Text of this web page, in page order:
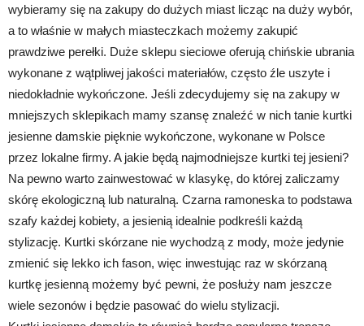
wybieramy się na zakupy do dużych miast licząc na duży wybór,
a to właśnie w małych miasteczkach możemy zakupić
prawdziwe perełki. Duże sklepu sieciowe oferują chińskie ubrania
wykonane z wątpliwej jakości materiałów, często źle uszyte i
niedokładnie wykończone. Jeśli zdecydujemy się na zakupy w
mniejszych sklepikach mamy szansę znaleźć w nich tanie kurtki
jesienne damskie pięknie wykończone, wykonane w Polsce
przez lokalne firmy. A jakie będą najmodniejsze kurtki tej jesieni?
Na pewno warto zainwestować w klasykę, do której zaliczamy
skórę ekologiczną lub naturalną. Czarna ramoneska to podstawa
szafy każdej kobiety, a jesienią idealnie podkreśli każdą
stylizację. Kurtki skórzane nie wychodzą z mody, może jedynie
zmienić się lekko ich fason, więc inwestując raz w skórzaną
kurtkę jesienną możemy być pewni, że posłuży nam jeszcze
wiele sezonów i będzie pasować do wielu stylizacji.